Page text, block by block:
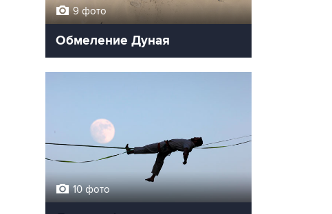
9 фото
Обмеление Дуная
10 фото